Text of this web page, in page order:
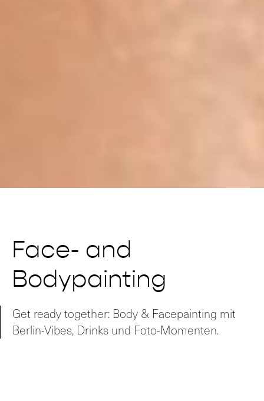
Face- and
Bodypainting
Get ready together: Body & Facepainting mit
Berlin-Vibes, Drinks und Foto-Momenten.